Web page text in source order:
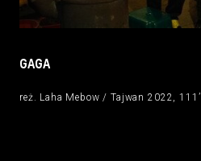
GAGA
reż. Laha Mebow / Tajwan 2022, 111’